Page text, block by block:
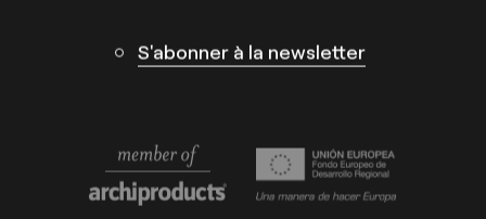
S'abonner à la newsletter